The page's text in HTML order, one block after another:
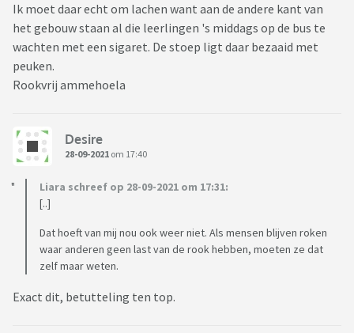
Ik moet daar echt om lachen want aan de andere kant van
het gebouw staan al die leerlingen 's middags op de bus te
wachten met een sigaret. De stoep ligt daar bezaaid met
peuken.
Rookvrij ammehoela
Desire
28-09-2021 om 17:40
Liara schreef op 28-09-2021 om 17:31:
[..]
Dat hoeft van mij nou ook weer niet. Als mensen blijven roken
waar anderen geen last van de rook hebben, moeten ze dat
zelf maar weten.
Exact dit, betutteling ten top.